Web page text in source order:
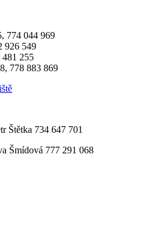
774 044 969
926 549
481 255
778 883 869
Štětka 734 647 701
Šmídová 777 291 068